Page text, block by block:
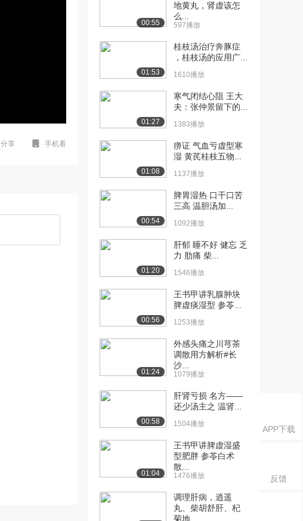
APP下载
反馈
分享 手机看
00:55
地黄丸，肾虚该怎
么...
597播放
01:53
桂枝汤治疗奔豚症
，桂枝汤的应用广...
1610播放
01:27
寒气闭结心阻 王大
夫：张仲景留下的...
1383播放
01:08
痹证 气血亏虚型寒
湿 黄芪桂枝五物...
1137播放
00:54
脾胃湿热 口干口苦
三高 温胆汤加...
1092播放
01:20
肝郁 睡不好 健忘 乏
力 肋痛 柴...
1546播放
00:56
王书甲讲乳腺肿块
脾虚痰湿型 参苓...
1253播放
01:24
外感头痛之川芎茶
调散用方解析#长
沙...
1079播放
00:58
肝肾亏损 名方——
还少汤主之 温肾...
1504播放
01:04
王书甲讲脾虚湿盛
型肥胖 参苓白术
散...
1476播放
调理肝病，逍遥
丸、柴胡舒肝、杞
菊地...